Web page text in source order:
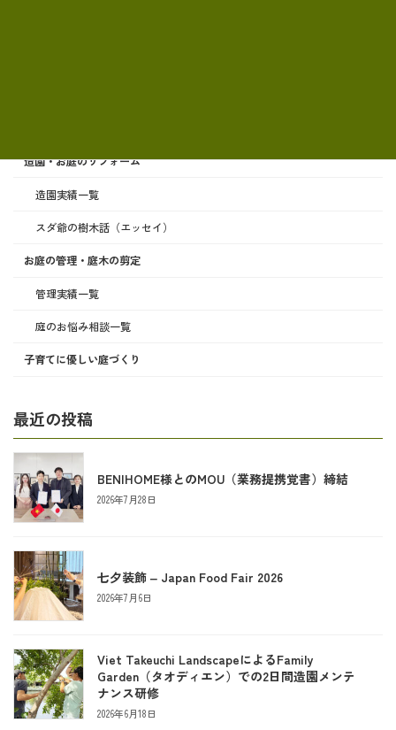
造園・お庭のリフォーム
造園実績一覧
スダ爺の樹木話（エッセイ）
お庭の管理・庭木の剪定
管理実績一覧
庭のお悩み相談一覧
子育てに優しい庭づくり
最近の投稿
BENIHOME様とのMOU（業務提携覚書）締結
2026年7月28日
七夕装飾 ‒ Japan Food Fair 2026
2026年7月6日
Viet Takeuchi LandscapeによるFamily
Garden（タオディエン）での2日間造園メンテ
ナンス研修
2026年6月18日